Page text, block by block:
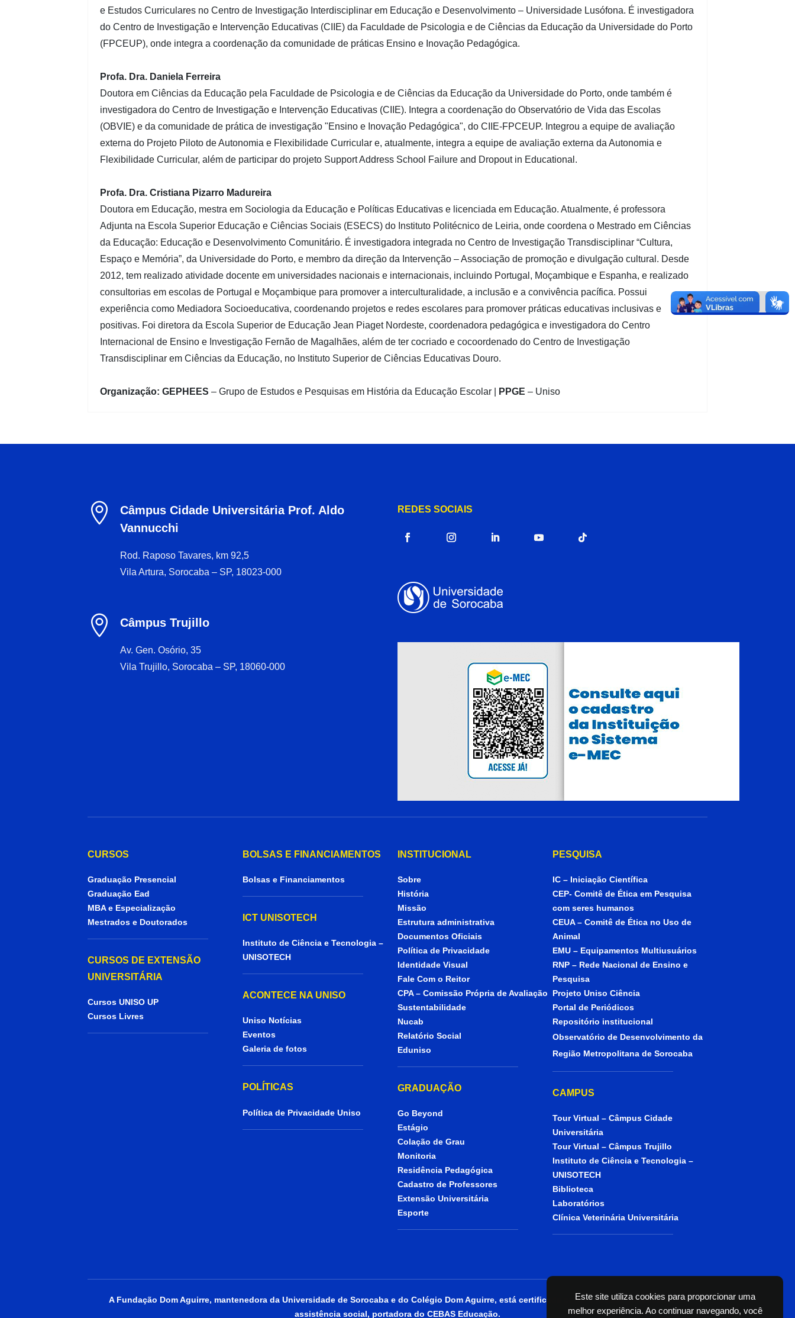
Este site utiliza cookies para proporcionar uma
melhor experiência. Ao continuar navegando, você
e Estudos Curriculares no Centro de Investigação Interdisciplinar em Educação e Desenvolvimento – Universidade Lusófona. É investigadora
do Centro de Investigação e Intervenção Educativas (CIIE) da Faculdade de Psicologia e de Ciências da Educação da Universidade do Porto
(FPCEUP), onde integra a coordenação da comunidade de práticas Ensino e Inovação Pedagógica.
Profa. Dra. Daniela Ferreira
Doutora em Ciências da Educação pela Faculdade de Psicologia e de Ciências da Educação da Universidade do Porto, onde também é
investigadora do Centro de Investigação e Intervenção Educativas (CIIE). Integra a coordenação do Observatório de Vida das Escolas
(OBVIE) e da comunidade de prática de investigação "Ensino e Inovação Pedagógica", do CIIE-FPCEUP. Integrou a equipe de avaliação
externa do Projeto Piloto de Autonomia e Flexibilidade Curricular e, atualmente, integra a equipe de avaliação externa da Autonomia e
Flexibilidade Curricular, além de participar do projeto Support Address School Failure and Dropout in Educational.
Profa. Dra. Cristiana Pizarro Madureira
Doutora em Educação, mestra em Sociologia da Educação e Políticas Educativas e licenciada em Educação. Atualmente, é professora
Adjunta na Escola Superior Educação e Ciências Sociais (ESECS) do Instituto Politécnico de Leiria, onde coordena o Mestrado em Ciências
da Educação: Educação e Desenvolvimento Comunitário. É investigadora integrada no Centro de Investigação Transdisciplinar “Cultura,
Espaço e Memória”, da Universidade do Porto, e membro da direção da Intervenção – Associação de promoção e divulgação cultural. Desde
2012, tem realizado atividade docente em universidades nacionais e internacionais, incluindo Portugal, Moçambique e Espanha, e realizado
consultorias em escolas de Portugal e Moçambique para promover a interculturalidade, a inclusão e a convivência pacífica. Possui
experiência como Mediadora Socioeducativa, coordenando projetos e redes escolares para promover práticas educativas inclusivas e
positivas. Foi diretora da Escola Superior de Educação Jean Piaget Nordeste, coordenadora pedagógica e investigadora do Centro
Internacional de Ensino e Investigação Fernão de Magalhães, além de ter cocriado e cocoordenado do Centro de Investigação
Transdisciplinar em Ciências da Educação, no Instituto Superior de Ciências Educativas Douro.
Organização: GEPHEES – Grupo de Estudos e Pesquisas em História da Educação Escolar | PPGE – Uniso

Câmpus Cidade Universitária Prof. Aldo
Vannucchi
Rod. Raposo Tavares, km 92,5
Vila Artura, Sorocaba – SP, 18023-000
 Câmpus Trujillo
Av. Gen. Osório, 35
Vila Trujillo, Sorocaba – SP, 18060-000
REDES SOCIAIS
CURSOS
Graduação Presencial
Graduação Ead
MBA e Especialização
Mestrados e Doutorados
CURSOS DE EXTENSÃO
UNIVERSITÁRIA
Cursos UNISO UP
Cursos Livres
BOLSAS E FINANCIAMENTOS
Bolsas e Financiamentos
ICT UNISOTECH
Instituto de Ciência e Tecnologia –
UNISOTECH
ACONTECE NA UNISO
Uniso Notícias
Eventos
Galeria de fotos
POLÍTICAS
Política de Privacidade Uniso
INSTITUCIONAL
Sobre
História
Missão
Estrutura administrativa
Documentos Oficiais
Política de Privacidade
Identidade Visual
Fale Com o Reitor
CPA – Comissão Própria de Avaliação
Sustentabilidade
Nucab
Relatório Social
Eduniso
GRADUAÇÃO
Go Beyond
Estágio
Colação de Grau
Monitoria
Residência Pedagógica
Cadastro de Professores
Extensão Universitária
Esporte
PESQUISA
IC – Iniciação Científica
CEP- Comitê de Ética em Pesquisa
com seres humanos
CEUA – Comitê de Ética no Uso de
Animal
EMU – Equipamentos Multiusuários
RNP – Rede Nacional de Ensino e
Pesquisa
Projeto Uniso Ciência
Portal de Periódicos
Repositório institucional
Observatório de Desenvolvimento da
Região Metropolitana de Sorocaba
CAMPUS
Tour Virtual – Câmpus Cidade
Universitária
Tour Virtual – Câmpus Trujillo
Instituto de Ciência e Tecnologia –
UNISOTECH
Biblioteca
Laboratórios
Clínica Veterinária Universitária
A Fundação Dom Aguirre, mantenedora da Universidade de Sorocaba e do Colégio Dom Aguirre, está certificada como entidade beneficente de
assistência social, portadora do CEBAS Educação.